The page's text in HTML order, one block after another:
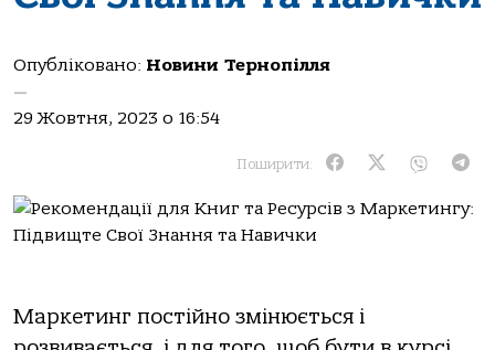
Опубліковано: Новини Тернопілля
—
29 Жовтня, 2023 о 16:54
Поширити:
Маркетинг постійно змінюється і